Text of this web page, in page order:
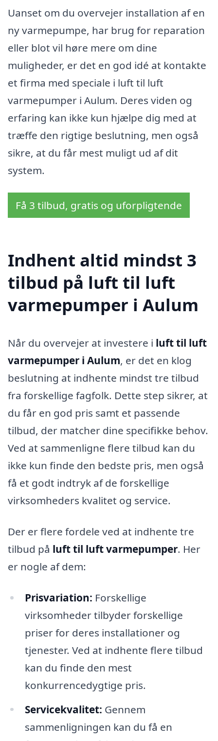
Uanset om du overvejer installation af en
ny varmepumpe, har brug for reparation
eller blot vil høre mere om dine
muligheder, er det en god idé at kontakte
et firma med speciale i luft til luft
varmepumper i Aulum. Deres viden og
erfaring kan ikke kun hjælpe dig med at
træffe den rigtige beslutning, men også
sikre, at du får mest muligt ud af dit
system.
Få 3 tilbud, gratis og uforpligtende
Indhent altid mindst 3
tilbud på luft til luft
varmepumper i Aulum
Når du overvejer at investere i luft til luft
varmepumper i Aulum, er det en klog
beslutning at indhente mindst tre tilbud
fra forskellige fagfolk. Dette step sikrer, at
du får en god pris samt et passende
tilbud, der matcher dine specifikke behov.
Ved at sammenligne flere tilbud kan du
ikke kun finde den bedste pris, men også
få et godt indtryk af de forskellige
virksomheders kvalitet og service.
Der er flere fordele ved at indhente tre
tilbud på luft til luft varmepumper. Her
er nogle af dem:
Prisvariation: Forskellige
virksomheder tilbyder forskellige
priser for deres installationer og
tjenester. Ved at indhente flere tilbud
kan du finde den mest
konkurrencedygtige pris.
Servicekvalitet: Gennem
sammenligningen kan du få en